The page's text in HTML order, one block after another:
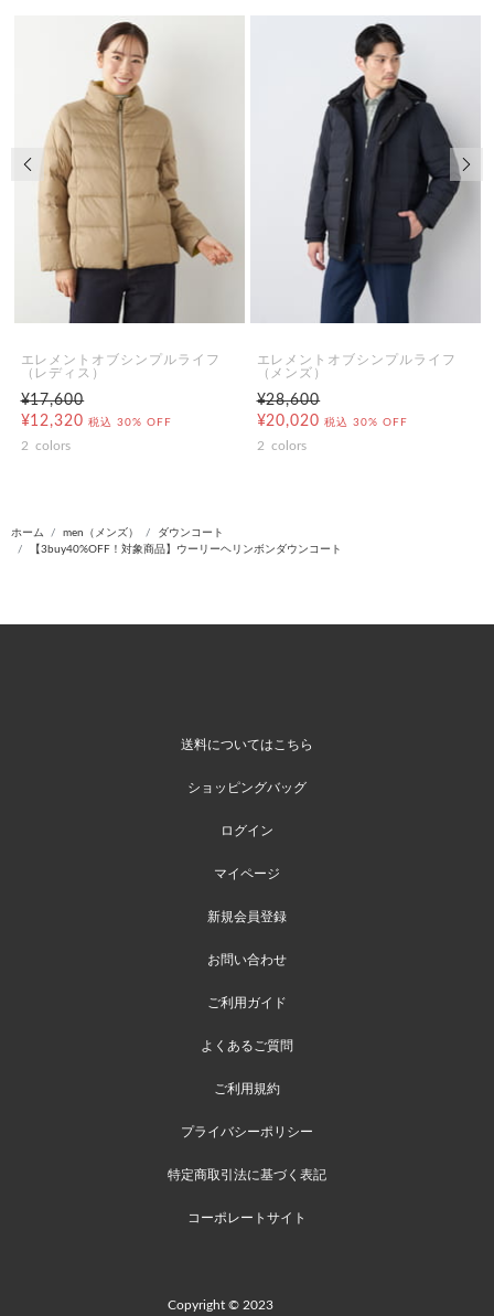
エレメントオブシンプルライフ
（レディス）
¥17,600
¥12,320 税込 30% OFF
2 colors
エレメントオブシンプルライフ
（メンズ）
¥28,600
¥20,020 税込 30% OFF
2 colors
前の画像
ホーム men（メンズ）
ダウンコート
【3buy40%OFF！対象商品】ウーリーヘリンボンダウンコート
送料についてはこちら
ショッピングバッグ
ログイン
マイページ
新規会員登録
お問い合わせ
ご利用ガイド
よくあるご質問
ご利用規約
プライバシーポリシー
特定商取引法に基づく表記
コーポレートサイト
Copyright © 2023